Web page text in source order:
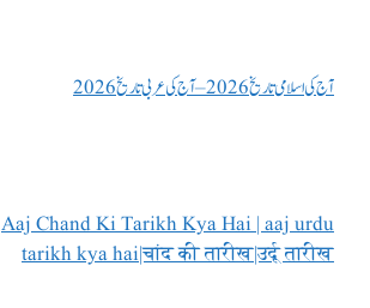
آج کی اسلامی تاریخ 2026 – آج کی عربی تاریخ 2026
Aaj Chand Ki Tarikh Kya Hai | aaj urdu
tarikh kya hai|चांद की तारीख|उर्दू तारीख